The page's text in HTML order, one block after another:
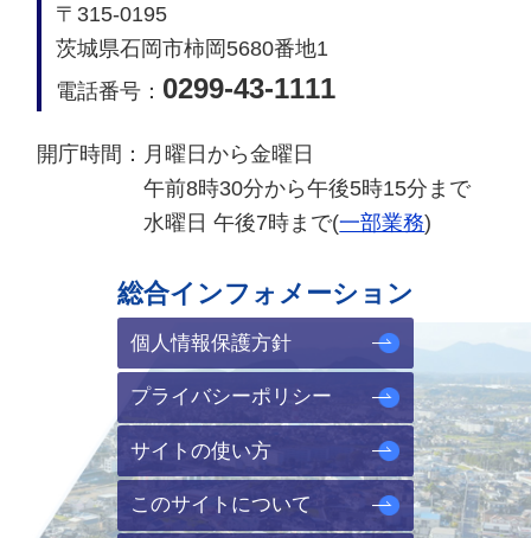
〒315-0195
茨城県石岡市柿岡5680番地1
電話番号： 0299-43-1111
開庁時間： 月曜日から金曜日
午前8時30分から午後5時15分まで
水曜日 午後7時まで(一部業務)
総合インフォメーション
個人情報保護方針
プライバシーポリシー
サイトの使い方
このサイトについて